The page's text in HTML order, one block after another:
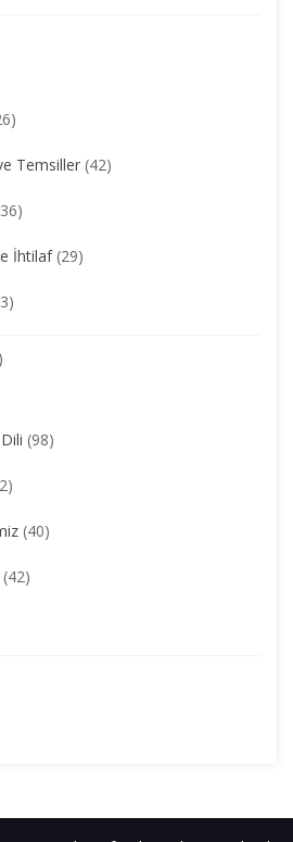
Temsiller (42)
İhtilaf(29)
(98)
(40)
(42)